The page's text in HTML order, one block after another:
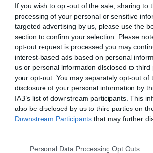
If you wish to opt-out of the sale, sharing to
processing of your personal or sensitive
targeted advertising by us, please use the
section to confirm your selection. Please
opt-out request is processed you may
interest-based ads based on personal
us or personal information disclosed to third
your opt-out. You may separately opt-out of
disclosure of your personal information by
IAB’s list of downstream participants. This
also be disclosed by us to third parties on
Downstream Participants that may further
Personal Data Processing Opt Outs
ÎPS Teodosie, furibund după
ce Armata i-a tăiat sunetul la
slujba religioasă de Ziua
Marinei. Anarhistul a mai
vorbit 5 minute fără să-l audă
nimeni, apoi a plecat
afurisindu-i pe cei rămași
Elveția
cumpăra
să
Asociația
„Nu avem
nu vom